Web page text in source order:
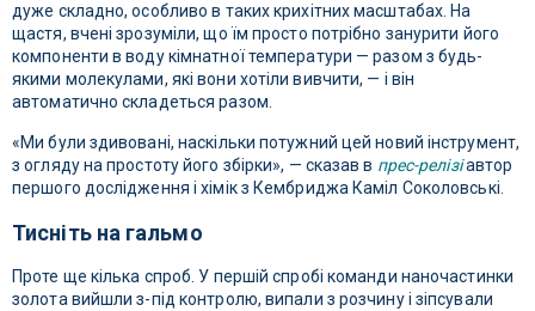
дуже складно, особливо в таких крихітних масштабах. На
щастя, вчені зрозуміли, що їм просто потрібно занурити його
компоненти в воду кімнатної температури — разом з будь-
якими молекулами, які вони хотіли вивчити, — і він
автоматично складеться разом.
«Ми були здивовані, наскільки потужний цей новий інструмент,
з огляду на простоту його збірки», — сказав в прес-релізіавтор
першого дослідження і хімік з Кембриджа Каміл Соколовські.
Тисніть на гальмо
Проте ще кілька спроб. У першій спробі команди наночастинки
золота вийшли з-під контролю, випали з розчину і зіпсували